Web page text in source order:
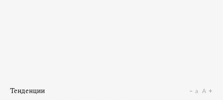
Тенденции a A